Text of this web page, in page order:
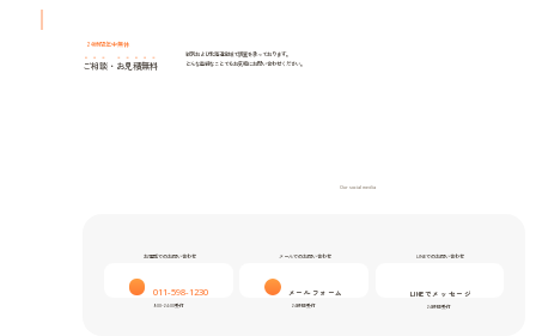
24時間年中無休
ご相談 ・ お見積無料
紋別および北海道全域で調査を承っております。
どんな些細なことでもお気軽にお問い合わせください。
Our social media
お電話でのお問い合わせ
011-598-1230
9:00-24:00受付
メールでのお問い合わせ
メールフォーム
24時間受付
LINEでのお問い合わせ
LINEでメッセージ
24時間受付